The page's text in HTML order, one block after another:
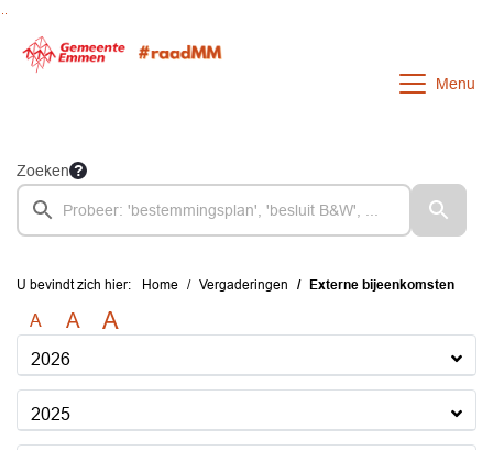
Menu
Zoeken
U bevindt zich hier: Home Vergaderingen Externe bijeenkomsten
A A A
2026
2025